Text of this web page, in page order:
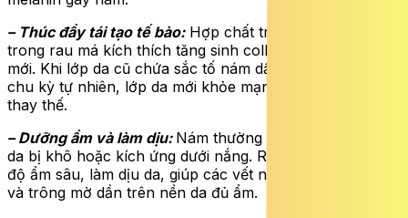
– Thúc đẩy tái tạo tế bào:Hợp chất triterpenoids có
trong rau má kích thích tăng sinh collagen và tế bào
mới. Khi lớp da cũ chứa sắc tố nám dần bong ra theo
chu kỳ tự nhiên, lớp da mới khỏe mạnh, sáng màu sẽ
thay thế.
– Dưỡng ẩm và làm dịu: Nám thường đậm màu hơn khi
da bị khô hoặc kích ứng dưới nắng. Rau má cung cấp
độ ẩm sâu, làm dịu da, giúp các vết nám không lan rộng
và trông mờ dần trên nền da đủ ẩm.